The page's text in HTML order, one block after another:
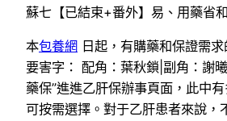
蘇七【已結束+番外】易、用藥省
本包養網 日起，有購藥和保證需
要害字： 配角：葉秋鎖|副角：謝
藥保”進進乙肝保辦事頁面，此中
可按需選擇。對于乙肝患者來說，